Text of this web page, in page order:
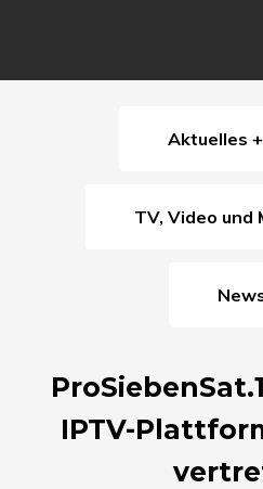
Aktuelles
TV, Video
IPTV-